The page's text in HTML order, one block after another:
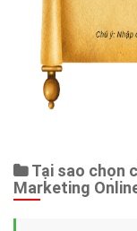
Tại sao chọn
Marketing